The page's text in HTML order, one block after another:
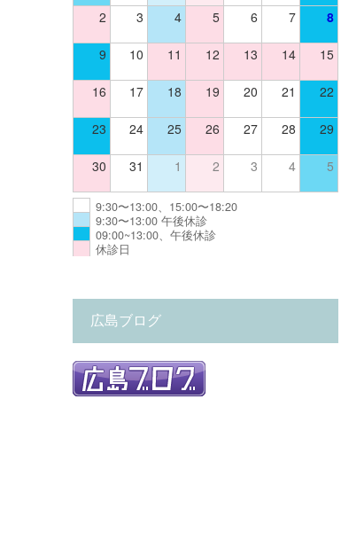
2 3 4 5 6 7 8
9 10 11 12 13 14 15
16 17 18 19 20 21 22
23 24 25 26 27 28 29
30 31 1 2 3 4 5
9:30〜13:00、15:00〜18:20
9:30〜13:00 午後休診
09:00~13:00、午後休診
休診日
広島ブログ